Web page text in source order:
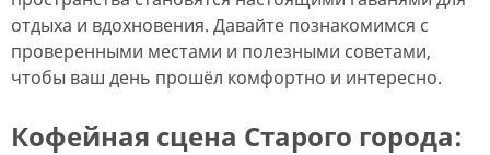
отдыха и вдохновения. Давайте познакомимся с
проверенными местами и полезными советами,
чтобы ваш день прошёл комфортно и интересно.
Кофейная сцена Старого города: